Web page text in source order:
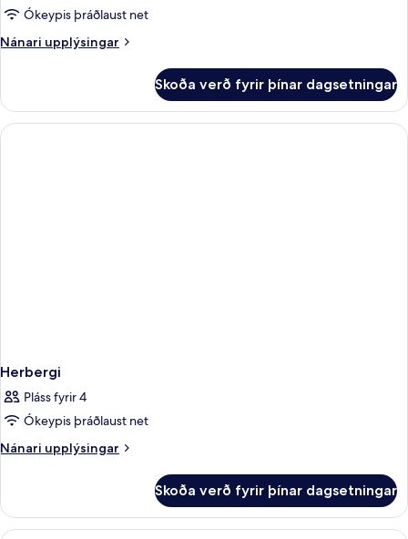
Ókeypis þráðlaust net
Nánari upplýsingar
Nánari
Skoða verð fyrir þínar dagsetningar
Herbergi
Pláss fyrir 4
Ókeypis þráðlaust net
Nánari upplýsingar
Nánari
Skoða verð fyrir þínar dagsetningar